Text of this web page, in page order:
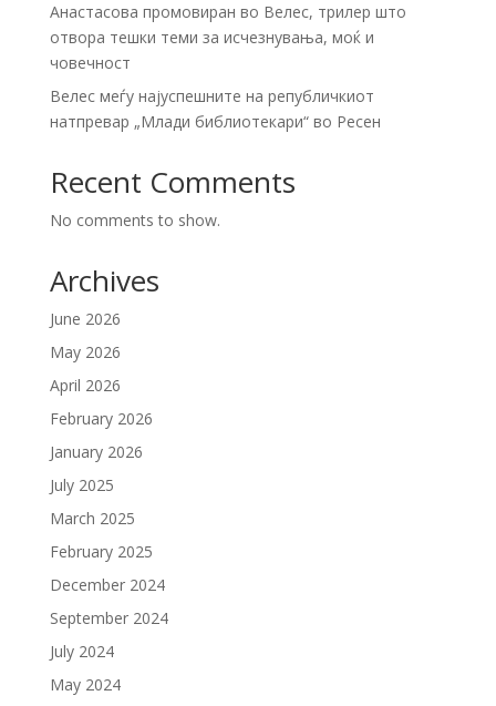
Анастасова промовиран во Велес, трилер што
отвора тешки теми за исчезнувања, моќ и
човечност
Велес меѓу најуспешните на републичкиот
натпревар „Млади библиотекари“ во Ресен
Recent Comments
No comments to show.
Archives
June 2026
May 2026
April 2026
February 2026
January 2026
July 2025
March 2025
February 2025
December 2024
September 2024
July 2024
May 2024